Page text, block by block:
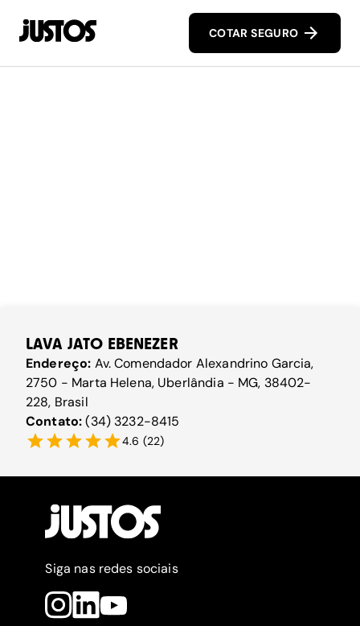
COTAR SEGURO
LAVA JATO EBENEZER
Endereço: Av. Comendador Alexandrino Garcia,
2750 - Marta Helena, Uberlândia - MG, 38402-
228, Brasil
Contato:(34) 3232-8415
4.6 (22)
Siga nas redes sociais